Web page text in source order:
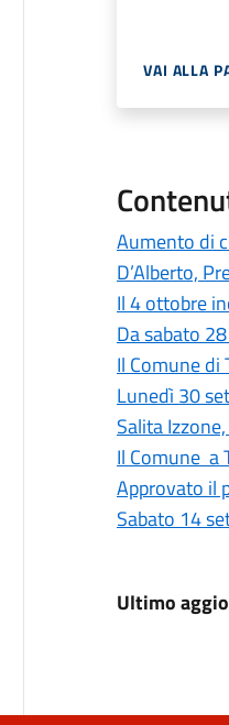
VAI ALLA
Aumento di
D’Alberto,
Il 4 ottobre
Da sabato
Il Comune di
Lunedì 30
Salita
Il Comune a
Approvato il
Sabato 14
Ultimo